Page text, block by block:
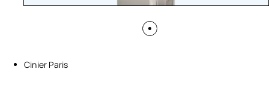
Cinier Paris